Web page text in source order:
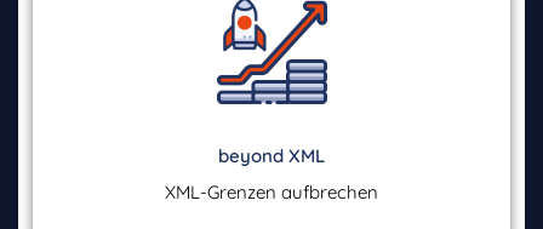
beyond XML
XML-Grenzen aufbrechen